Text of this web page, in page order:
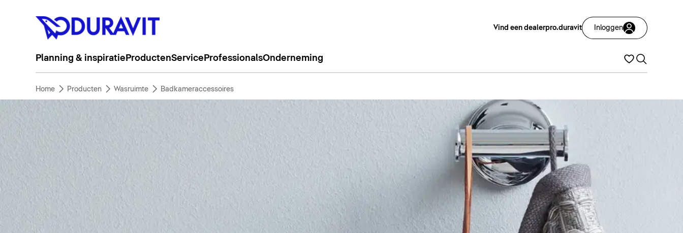
Vind een dealerpro.duravit Inloggen
Planning & inspiratie ProductenService ProfessionalsOnderneming
Home Producten Wasruimte Badkameraccessoires